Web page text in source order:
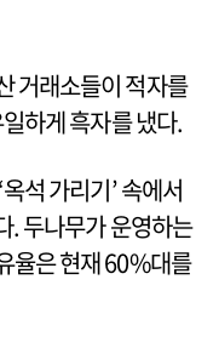
거래소들이 적자를
하게 흑자를 냈다.
석 가리기’ 속에서
. 두나무가 운영하는
율은 현재 60%대를